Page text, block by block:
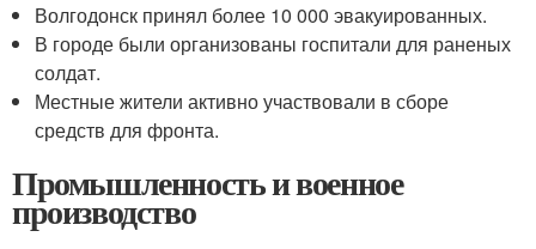
Волгодонск принял более 10 000 эвакуированных.
В городе были организованы госпитали для раненых
солдат.
Местные жители активно участвовали в сборе
средств для фронта.
Промышленность и военное
производство